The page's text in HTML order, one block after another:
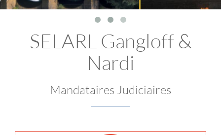
SELARL Gangloff &
Nardi
Mandataires Judiciaires